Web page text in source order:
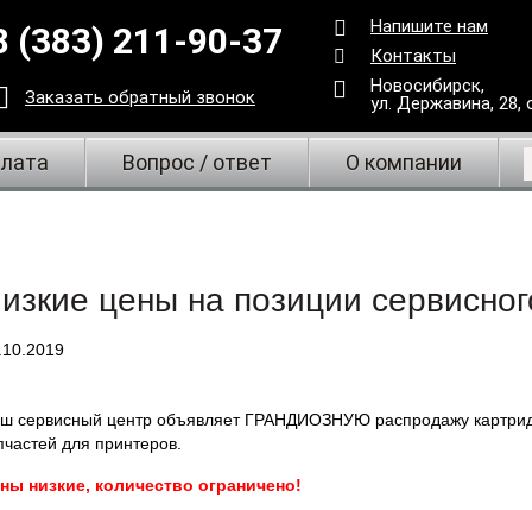
(383) 211-90-37
Заказать обратный звонок
Напишите нам
Контакты
Новосибирск,
ул. Державина, 28,
Вопрос / ответ О компании
цены на позиции
сервисный центр объявляет ГРАНДИОЗНУЮ распродажу
для принтеров.
низкие, количество ограничено!